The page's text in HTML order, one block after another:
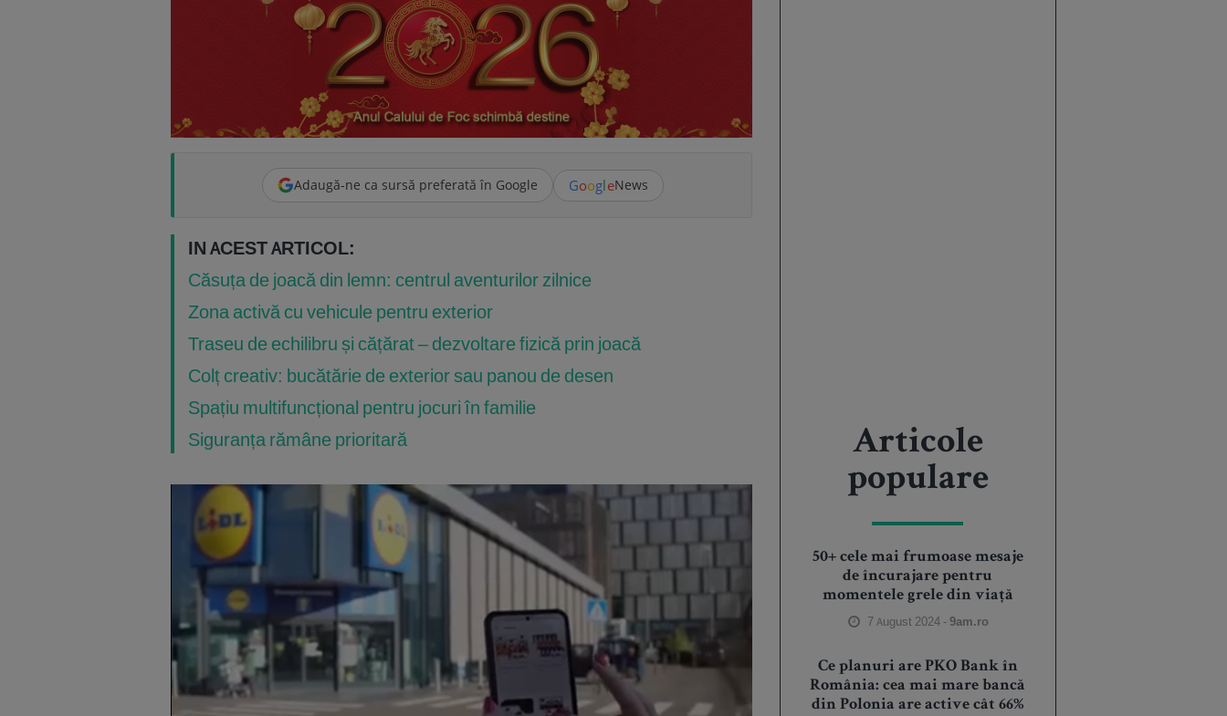
Adaugă-ne ca sursă preferată în Google GoogleNews
IN ACEST ARTICOL:
Căsuța de joacă din lemn: centrul aventurilor zilnice
Zona activă cu vehicule pentru exterior
Traseu de echilibru și cățărat – dezvoltare fizică prin joacă
Colț creativ: bucătărie de exterior sau panou de desen
Spațiu multifuncțional pentru jocuri în familie
Siguranța rămâne prioritară
Articole
populare
50+ cele mai frumoase mesaje
de încurajare pentru
momentele grele din viață
7 August 2024 -9am.ro
Ce planuri are PKO Bank în
România: cea mai mare bancă
din Polonia are active cât 66%